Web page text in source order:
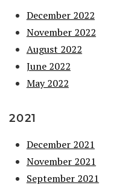
December 2022
November 2022
August 2022
June 2022
May 2022
2021
December 2021
November 2021
September 2021